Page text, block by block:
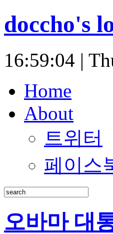
doccho's
16:59:05 |
Home
About
트위터
페이스
오바마 대